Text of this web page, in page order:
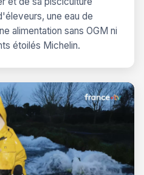
une eau de
alimentation sans OGM ni
étoilés Michelin.